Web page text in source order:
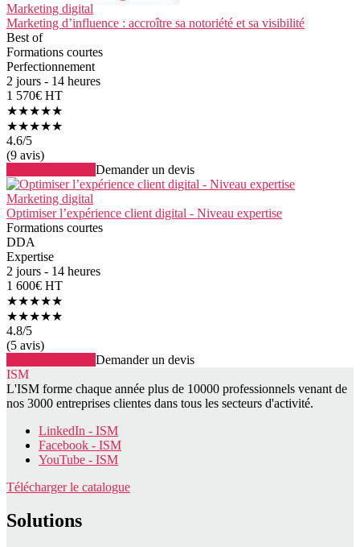
Marketing digital
Marketing d’influence : accroître sa notoriété et sa visibilité
Best of
Formations courtes
Perfectionnement
2 jours - 14 heures
1 570€ HT
★★★★★
★★★★★
4.6/5
(9 avis)
Demander un devis
Marketing digital
Optimiser l’expérience client digital - Niveau expertise
Formations courtes
DDA
Expertise
2 jours - 14 heures
1 600€ HT
★★★★★
★★★★★
4.8/5
(5 avis)
Demander un devis
ISM
L'ISM forme chaque année plus de 10000 professionnels venant de
nos 3000 entreprises clientes dans tous les secteurs d'activité.
LinkedIn - ISM
Facebook - ISM
YouTube - ISM
Télécharger le catalogue
Solutions